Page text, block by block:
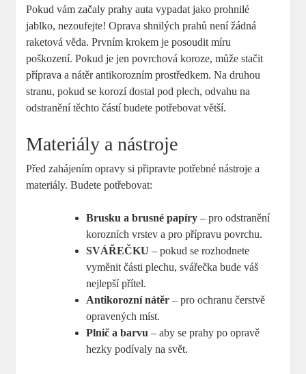
Pokud vám začaly prahy auta vypadat jako prohnilé
jablko, nezoufejte! Oprava shnilých prahů není žádná
raketová věda. Prvním krokem je posoudit míru
poškození. Pokud je jen povrchová koroze, může stačit
příprava a nátěr antikorozním prostředkem. Na druhou
stranu, pokud se korozí dostal pod plech, odvahu na
odstranění těchto částí budete potřebovat větší.
Materiály a nástroje
Před zahájením opravy si připravte potřebné nástroje a
materiály. Budete potřebovat:
Brusku a brusné papíry – pro odstranění
korozních vrstev a pro přípravu povrchu.
SVÁŘEČKU – pokud se rozhodnete
vyměnit části plechu, svářečka bude váš
nejlepší přítel.
Antikorozní nátěr – pro ochranu čerstvě
opravených míst.
Plnič a barvu – aby se prahy po opravě
hezky podívaly na svět.